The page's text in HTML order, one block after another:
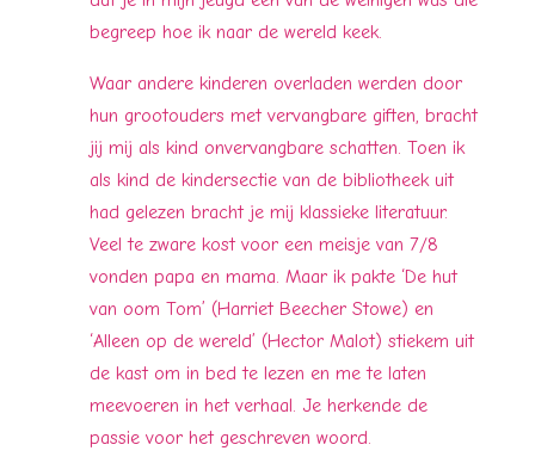
begreep hoe ik naar de wereld keek.
Waar andere kinderen overladen werden door
hun grootouders met vervangbare giften, bracht
jij mij als kind onvervangbare schatten. Toen ik
als kind de kindersectie van de bibliotheek uit
had gelezen bracht je mij klassieke literatuur.
Veel te zware kost voor een meisje van 7/8
vonden papa en mama. Maar ik pakte ‘De hut
van oom Tom’ (Harriet Beecher Stowe) en
‘Alleen op de wereld’ (Hector Malot) stiekem uit
de kast om in bed te lezen en me te laten
meevoeren in het verhaal. Je herkende de
passie voor het geschreven woord.